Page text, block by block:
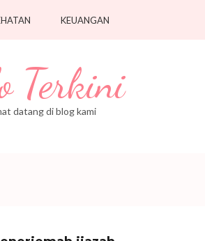
KEUANGAN
Terkini
datang di blog kami